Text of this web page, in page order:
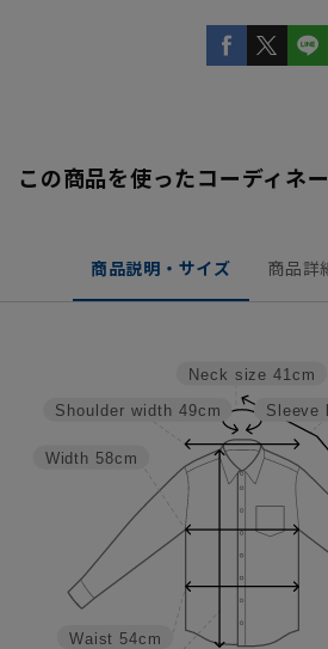
この商品を使ったコーディネ
商品説明・サイズ 商品詳
Sleeve
Neck size 41cm
Waist 54cm
Width 58cm
Shoulder width 49cm